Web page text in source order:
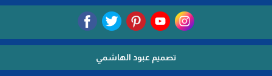
تصميم عبود الهاشمي